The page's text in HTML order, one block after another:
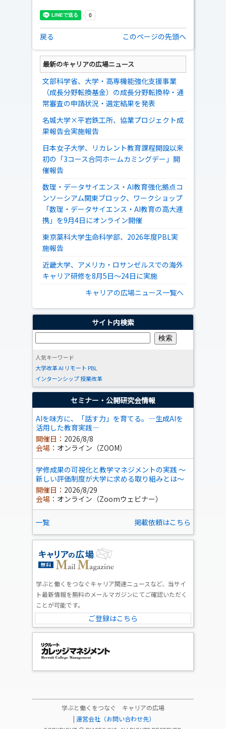
戻る このページの先頭へ
最新のキャリアの広場ニュース
文部科学省、大学・高専機能強化支援事業
（成長分野転換基金）の成長分野転換枠・通
常審査の申請状況・選定結果を発表
名城大学×平岩鉄工所、協業プロジェクト成
果報告会実施報告
日本女子大学、リカレント教育課程開設以来
初の「3コース合同ホームカミングデー」開
催報告
数理・データサイエンス・AI教育強化拠点コ
ンソーシアム関東ブロック、ワークショップ
「数理・データサイエンス・AI教育の高大連
携」を9月4日にオンライン開催
東京薬科大学生命科学部、2026年度PBL実
施報告
近畿大学、アメリカ・ロサンゼルスでの海外
キャリア研修を8月5日～24日に実施
キャリアの広場ニュース一覧へ
サイト内検索
人気キーワード
大学改革AI リモート PBL
インターンシップ授業改革
セミナー・公開研究会情報
AIを味方に、「話す力」を育てる。―生成AIを
活用した教育実践―
開催日： 2026/8/8
会場： オンライン（ZOOM）
学修成果の可視化と教学マネジメントの実践 ～
新しい評価制度が大学に求める取り組みとは～
開催日： 2026/8/29
会場： オンライン（Zoomウェビナー）
一覧 掲載依頼はこちら
学ぶと働くをつなぐキャリア関連ニュースなど、当サイ
ト最新情報を無料のメールマガジンにてご確認いただく
ことが可能です。
ご登録はこちら
学ぶと働くをつなぐ キャリアの広場
| 運営会社（お問い合わせ先）